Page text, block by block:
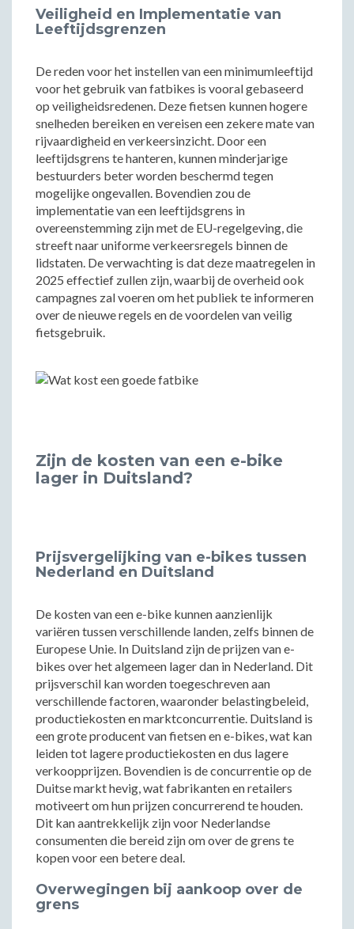
Veiligheid en Implementatie van
Leeftijdsgrenzen
De reden voor het instellen van een minimumleeftijd
voor het gebruik van fatbikes is vooral gebaseerd
op veiligheidsredenen. Deze fietsen kunnen hogere
snelheden bereiken en vereisen een zekere mate van
rijvaardigheid en verkeersinzicht. Door een
leeftijdsgrens te hanteren, kunnen minderjarige
bestuurders beter worden beschermd tegen
mogelijke ongevallen. Bovendien zou de
implementatie van een leeftijdsgrens in
overeenstemming zijn met de EU-regelgeving, die
streeft naar uniforme verkeersregels binnen de
lidstaten. De verwachting is dat deze maatregelen in
2025 effectief zullen zijn, waarbij de overheid ook
campagnes zal voeren om het publiek te informeren
over de nieuwe regels en de voordelen van veilig
fietsgebruik.
Zijn de kosten van een e-bike
lager in Duitsland?
Prijsvergelijking van e-bikes tussen
Nederland en Duitsland
De kosten van een e-bike kunnen aanzienlijk
variëren tussen verschillende landen, zelfs binnen de
Europese Unie. In Duitsland zijn de prijzen van e-
bikes over het algemeen lager dan in Nederland. Dit
prijsverschil kan worden toegeschreven aan
verschillende factoren, waaronder belastingbeleid,
productiekosten en marktconcurrentie. Duitsland is
een grote producent van fietsen en e-bikes, wat kan
leiden tot lagere productiekosten en dus lagere
verkoopprijzen. Bovendien is de concurrentie op de
Duitse markt hevig, wat fabrikanten en retailers
motiveert om hun prijzen concurrerend te houden.
Dit kan aantrekkelijk zijn voor Nederlandse
consumenten die bereid zijn om over de grens te
kopen voor een betere deal.
Overwegingen bij aankoop over de
grens